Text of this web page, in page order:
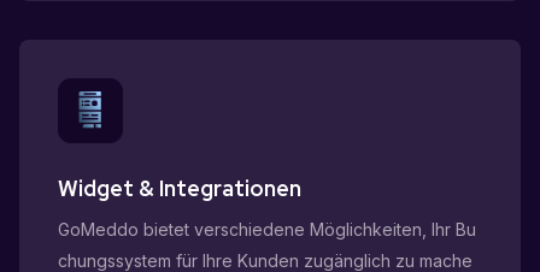
Widget & Integrationen
GoMeddo bietet verschiedene Möglichkeiten, Ihr Bu
chungssystem für Ihre Kunden zugänglich zu mache